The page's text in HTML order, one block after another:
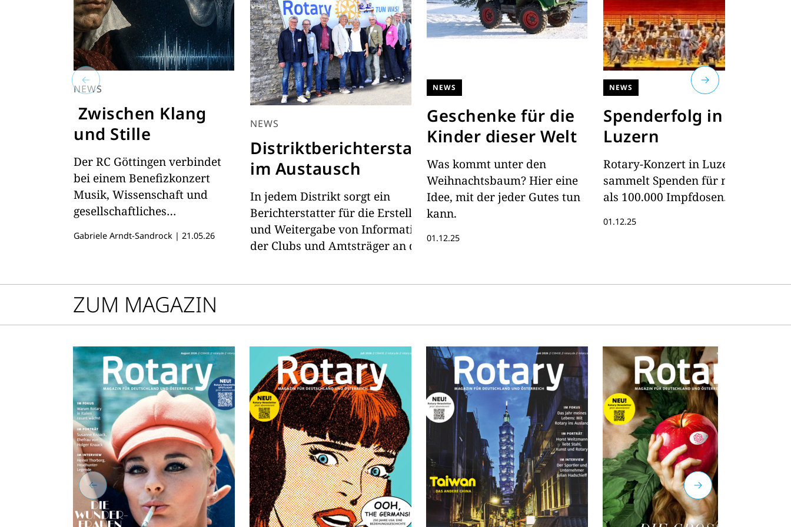
NEWS
Zwischen Klang
und Stille
Der RC Göttingen verbindet
bei einem Benefizkonzert
Musik, Wissenschaft und
gesellschaftliches
hörgeschädigter Menschen.
Gabriele Arndt-Sandrock | 21.05.26
NEWS
Distriktberichterstatter
im Austausch
In jedem Distrikt sorgt ein
Berichterstatter für die Erstellung
und Weitergabe von Informationen
der Clubs und Amtsträger an das
NEWS
Geschenke für die
Kinder dieser Welt
Was kommt unter den
Weihnachtsbaum? Hier eine
Idee, mit der jeder Gutes tun
kann.
01.12.25
NEWS
Spenderfolg in
Luzern
Rotary-Konzert in Luzern
sammelt Spenden für mehr
als 100.000 Impfdosen.
01.12.25
ZUM MAGAZIN